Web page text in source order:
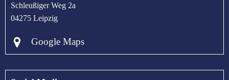
Schleußiger Weg 2a
04275 Leipzig
Google Maps